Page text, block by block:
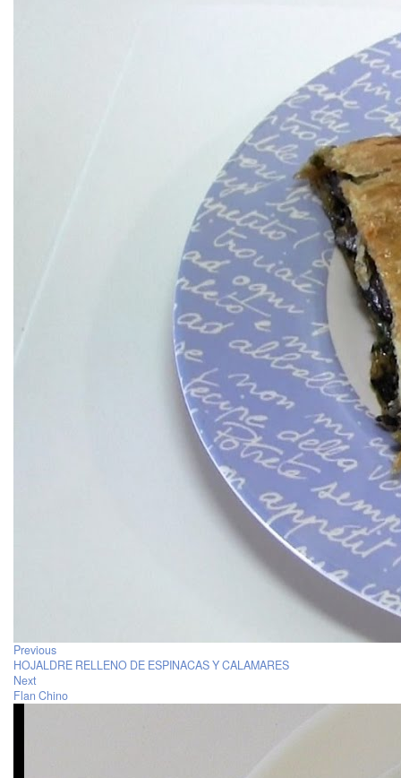
Previous
HOJALDRE RELLENO DE ESPINACAS Y CALAMARES
Next
Flan Chino